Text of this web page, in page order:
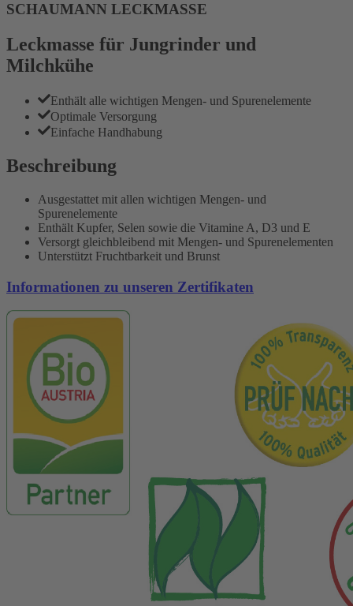
SCHAUMANN LECKMASSE
Leckmasse für Jungrinder und
Milchkühe
Enthält alle wichtigen Mengen- und Spurenelemente
Optimale Versorgung
Einfache Handhabung
Beschreibung
Ausgestattet mit allen wichtigen Mengen- und
Spurenelemente
Enthält Kupfer, Selen sowie die Vitamine A, D3 und E
Versorgt gleichbleibend mit Mengen- und Spurenelementen
Unterstützt Fruchtbarkeit und Brunst
Informationen zu unseren Zertifikaten